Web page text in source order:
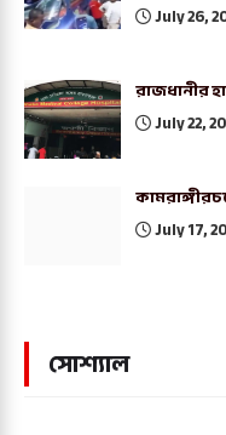
July 26,
রাজধানীর
July 22,
July 17,
সোশ্যাল